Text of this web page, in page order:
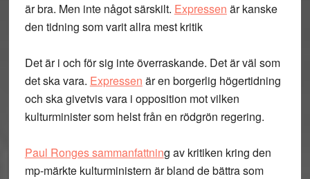
är bra. Men inte något särskilt. Expressen är kanske
den tidning som varit allra mest kritik
Det är i och för sig inte överraskande. Det är väl som
det ska vara. Expressen är en borgerlig högertidning
och ska givetvis vara i opposition mot vilken
kulturminister som helst från en rödgrön regering.
Paul Ronges sammanfattning av kritiken kring den
mp-märkte kulturministern är bland de bättra som